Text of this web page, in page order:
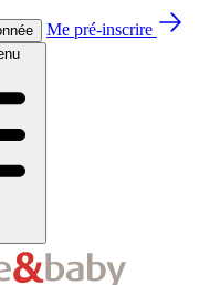
Aller au footer
Me pré-inscrire